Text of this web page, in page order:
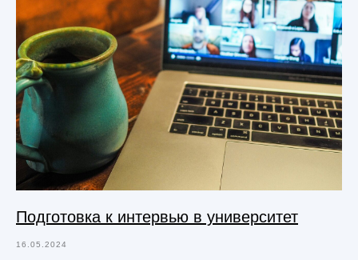
Подготовка к интервью в университет
16.05.2024